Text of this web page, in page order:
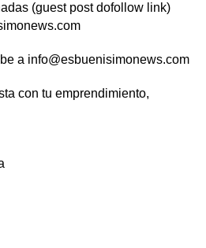
(guest post dofollow link)
a info@esbuenisimonews.com
con tu emprendimiento,